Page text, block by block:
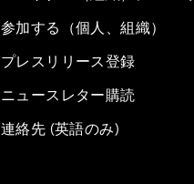
参加する（個人、組織）
プレスリリース登録
ニュースレター購読
連絡先 (英語のみ)